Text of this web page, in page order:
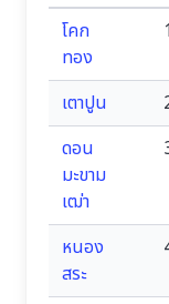
โคก
ทอง
เตาปูน
ดอน
มะขาม
เฒ่า
หนอง
สระ